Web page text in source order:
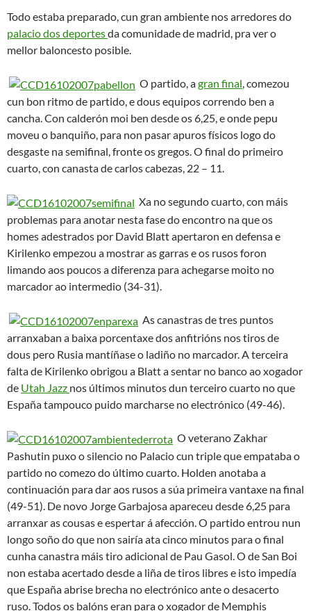
continuación para dar aos rusos a súa primeira vantaxe na final
(49-51). De novo Jorge Garbajosa apareceu desde 6,25 para
arranxar as cousas e espertar á afección. O partido entrou nun
cunha canastra máis tiro adicional de Pau Gasol. O de San Boi
non estaba acertado desde a liña de tiros libres e isto impedía
que España abrise brecha no electrónico ante o desacerto
ruso. Todos os balóns eran para o xogador de Memphis
Grizzlies que sacaba tallada das catro faltas de Kirilenko e da
incapacidade dos homes altos de Rusia para frearlo. Pero os
partido no fío. Unha canastra de Morgunov deixaba Rusia a un
punto. Un roubo de balón de Holden e a posterior canastra
convertida por el mesmo a dous segundos para o final puxeron
o definitivo 59-60. Aínda tivo Un tiro final de Gasol sobre o
tempo cumplido foi cuspido polo aro negando a posibilidade
de proclamarse campiona de Europa na súa sexta final
ESPAÑA 59 – RUSIA 60
ESPAÑA, 59 (22-12-15-10): Pau Gasol (14), Rudy Fernández
(5), José Manuel Calderón (15), Felipe Reyes (5), Carlos
Jiménez (5) cinco inicial- Carlos Cabezas (2), Juan Carlos
Navarro (1), Sergio Rodríguez (0), Berni Rodríguez (0), Marc
Gasol (5), Alex Mumbrú (0) e Jorge Garbajosa (8).
RUSIA, 60 (11-20-15-14): Holden (8), Kirilenko (17),
Samoylenko (0), Khryapa (7), Savrasenko (10) cinco inicial-
Morgunov (4), Pashutin (3), Monya (3), Ponkrashov (8) e